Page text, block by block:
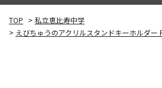
TOP > 私立恵比寿中学
> えびちゅうのアクリルスタンドキーホルダー